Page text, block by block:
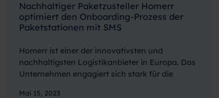
Nachhaltiger Paketzusteller Homerr
optimiert den Onboarding-Prozess der
Paketstationen mit SMS
Homerr ist einer der innovativsten und
nachhaltigsten Logistikanbieter in Europa. Das
Unternehmen engagiert sich stark für die
Mai 15, 2023